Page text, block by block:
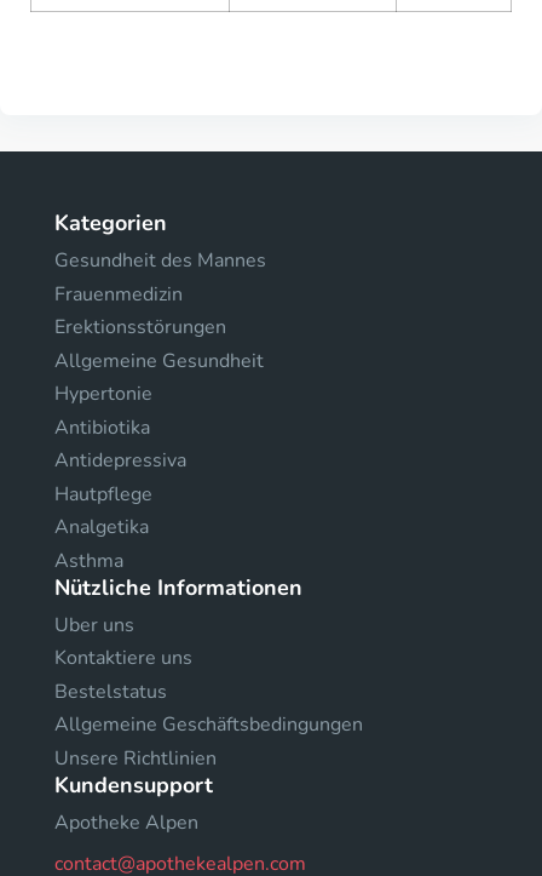
Kategorien
Gesundheit des Mannes
Frauenmedizin
Erektionsstörungen
Allgemeine Gesundheit
Hypertonie
Antibiotika
Antidepressiva
Hautpflege
Analgetika
Asthma
Nützliche Informationen
Uber uns
Kontaktiere uns
Bestelstatus
Allgemeine Geschäftsbedingungen
Unsere Richtlinien
Kundensupport
Apotheke Alpen
contact@apothekealpen.com